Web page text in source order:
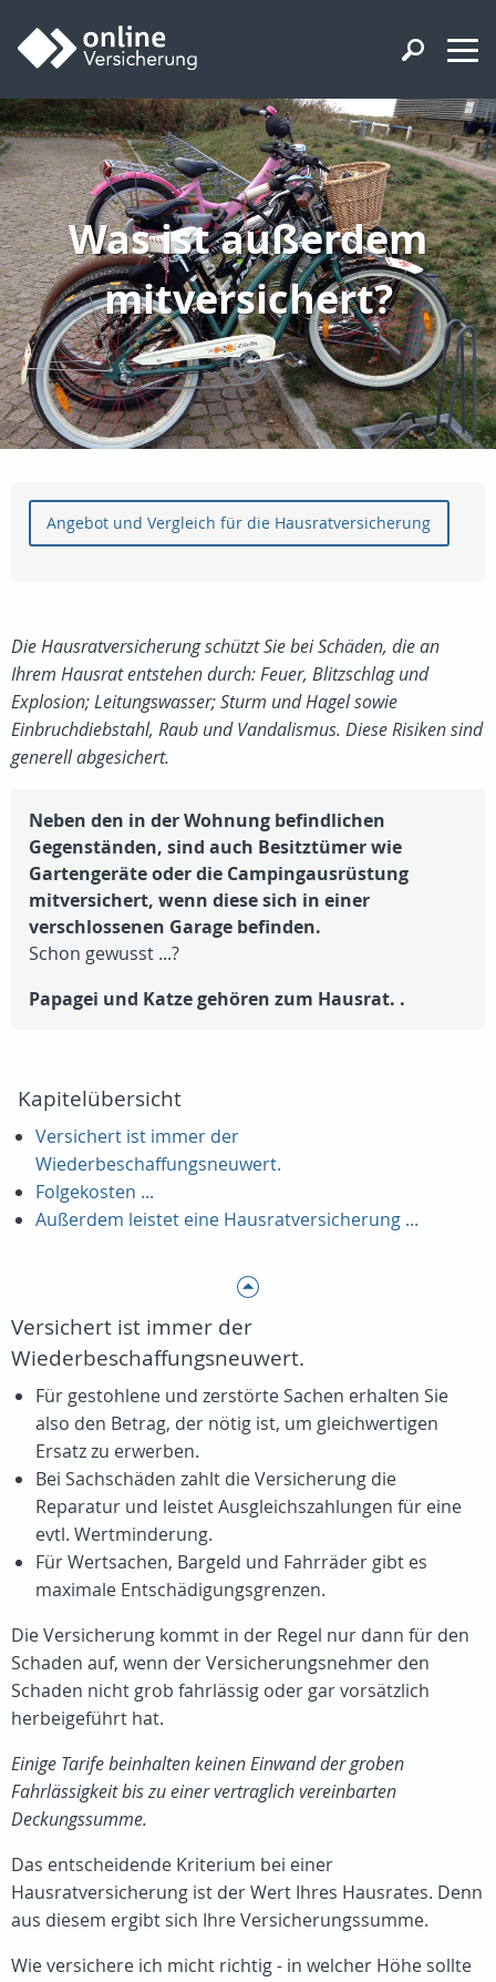
Was ist außerdem
mitversichert?
Angebot und Vergleich für die Hausratversicherung
Die Hausratversicherung schützt Sie bei Schäden, die an
Ihrem Hausrat entstehen durch: Feuer, Blitzschlag und
Explosion; Leitungswasser; Sturm und Hagel sowie
Einbruchdiebstahl, Raub und Vandalismus. Diese Risiken sind
generell abgesichert.
Neben den in der Wohnung befindlichen
Gegenständen, sind auch Besitztümer wie
Gartengeräte oder die Campingausrüstung
mitversichert, wenn diese sich in einer
verschlossenen Garage befinden.
Schon gewusst ...?
Papagei und Katze gehören zum Hausrat. .
Kapitelübersicht
Versichert ist immer der
Wiederbeschaffungsneuwert.
Folgekosten ...
Außerdem leistet eine Hausratversicherung ...
Versichert ist immer der
Wiederbeschaffungsneuwert.
Für gestohlene und zerstörte Sachen erhalten Sie
also den Betrag, der nötig ist, um gleichwertigen
Ersatz zu erwerben.
Bei Sachschäden zahlt die Versicherung die
Reparatur und leistet Ausgleichszahlungen für eine
evtl. Wertminderung.
Für Wertsachen, Bargeld und Fahrräder gibt es
maximale Entschädigungsgrenzen.
Die Versicherung kommt in der Regel nur dann für den
Schaden auf, wenn der Versicherungsnehmer den
Schaden nicht grob fahrlässig oder gar vorsätzlich
herbeigeführt hat.
Einige Tarife beinhalten keinen Einwand der groben
Fahrlässigkeit bis zu einer vertraglich vereinbarten
Deckungssumme.
Das entscheidende Kriterium bei einer
Hausratversicherung ist der Wert Ihres Hausrates. Denn
aus diesem ergibt sich Ihre Versicherungssumme.
Wie versichere ich micht richtig - in welcher Höhe sollte